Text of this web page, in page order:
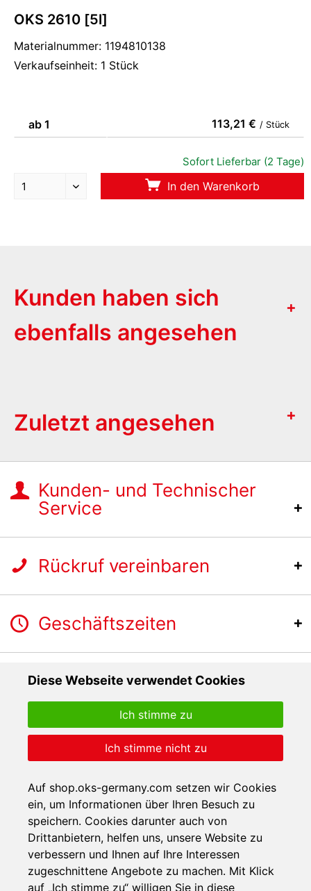
Diese Webseite verwendet Cookies
Auf shop.oks-germany.com setzen wir Cookies
ein, um Informationen über Ihren Besuch zu
speichern. Cookies darunter auch von
Drittanbietern, helfen uns, unsere Website zu
verbessern und Ihnen auf Ihre Interessen
zugeschnittene Angebote zu machen. Mit Klick
auf „Ich stimme zu“ willigen Sie in diese
Ich stimme nicht zu
Ich stimme zu
OKS 2610 [5l]
Materialnummer: 1194810138
Verkaufseinheit: 1 Stück
ab 1 113,21 € / Stück
Sofort Lieferbar (2 Tage)
In den Warenkorb
Kunden haben sich
ebenfalls angesehen
Zuletzt angesehen
Kunden- und Technischer
Service
Rückruf vereinbaren
Geschäftszeiten